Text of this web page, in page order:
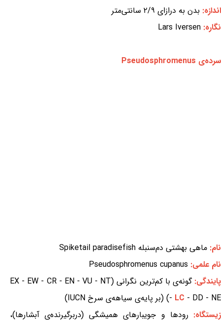
اندازه: بدن به درازای ۲/۹ سانتی‌متر
نگاره: Lars Iversen
سرده‌ی Pseudosphromenus
نام: ماهی بهشتی دم‌سنبله Spiketail paradisefish
نام علمی: Pseudosphromenus cupanus
پایندگی:
گونه‌ی با کم‌ترین نگرانی (EX - EW - CR - EN - VU - NT
- LC - DD - NE) (بر پایه‌ی سیاهه‌ی سرخ IUCN)
زیستگاه: رودها و جویبارهای همیشگی (دربرگیرنده‌ی آبشارها)،